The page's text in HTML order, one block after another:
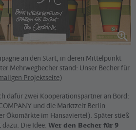
an den Start, in deren Mittelpunkt
Mehrwegbecher stand: Unser Becher für
Projektseite)
dafür zwei Kooperationspartner an Bord:
und die Marktzeit Berlin
Ökomärkte im Hansaviertel). Später stieß
Die Idee: Wer den Becher für 9